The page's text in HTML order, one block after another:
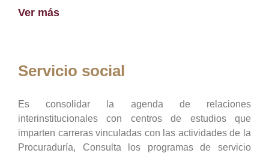
Ver más
Servicio social
Es consolidar la agenda de relaciones
interinstitucionales con centros de estudios que
imparten carreras vinculadas con las actividades de la
Procuraduría, Consulta los programas de servicio